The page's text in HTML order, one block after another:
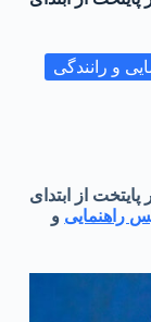
و رانندگی
در پایتخت از ابتدای
راهنمایی و